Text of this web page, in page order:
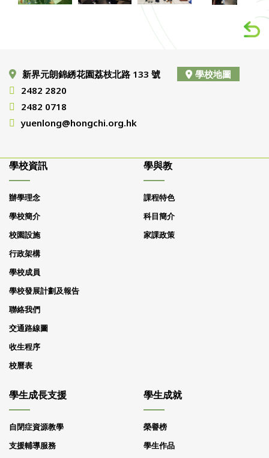
新界元朗錦綉花園荔枝北路 133 號
學校地圖
2482 2820
2482 0718
yuenlong@hongchi.org.hk
學校資訊
辦學理念
學校簡介
校園設施
行政架構
學校成員
學校發展計劃及報告
聯絡我們
交通路線圖
收生程序
校曆表
學與教
課程特色
科目簡介
家課政策
學生成長支援
自閉症資源教學
支援輔導服務
學生成就
榮譽榜
學生作品